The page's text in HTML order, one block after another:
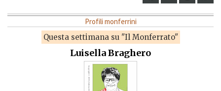
Profili monferrini
Questa settimana su "Il Monferrato"
Luisella Braghero